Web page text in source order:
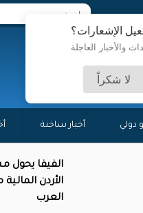
الإشعارات؟
والأخبار العاجلة
لا شكراً
دولي أخبار ساخنة
الفيفا يحول
الأردن
العرب